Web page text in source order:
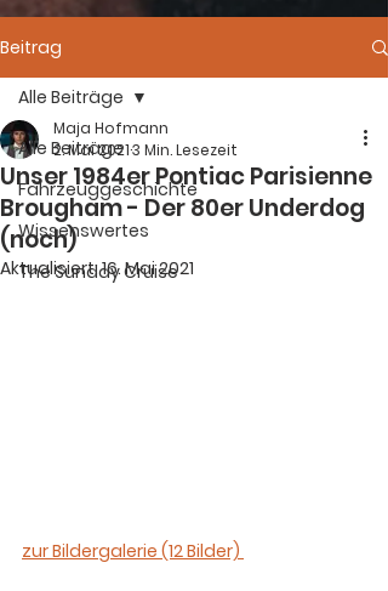
Beitrag
Alle Beiträge
Fahrzeuggeschichte
Wissenswertes
The Sunday Cruise
Alle Beiträge
Unser 1984er Pontiac Parisienne
Brougham - Der 80er Underdog
(noch)
Maja Hofmann
2. Mai 20213 Min. Lesezeit
Aktualisiert:16. Mai 2021
zur Bildergalerie (12 Bilder)